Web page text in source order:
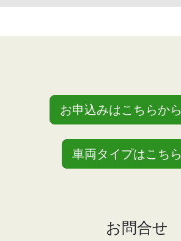
お申込みはこちらから
車両タイプはこちら
お問合せ